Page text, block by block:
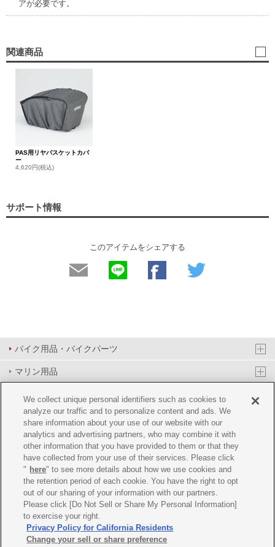
アが必要です。
関連商品
PAS用リヤバスケットカバ
ー
4,620円(税込)
サポート情報
このアイテムをシェアする
バイク用品・バイクパーツ
マリン用品
PAS/YPJ用品
その他用品
イベント&エンターテイメント
オンラインショップ
企業情報
ご利用規約 推薦環境 プライバシーポリシー Cookie ポリシー
We collect unique personal identifiers such as cookies to
analyze our traffic and to personalize content and ads. We
share information about your use of our website with our
analytics and advertising partners, who may combine it with
other information that you have provided to them or that they
have collected from your use of their services. Please click
" here" to see more details about how we use cookies and
the retention period of each cookie. You have the right to opt
out of our sharing of your information with our partners.
Please click [Do Not Sell or Share My Personal Information]
to exercise your right.
Privacy Policy for California Residents
Change your sell or share preference